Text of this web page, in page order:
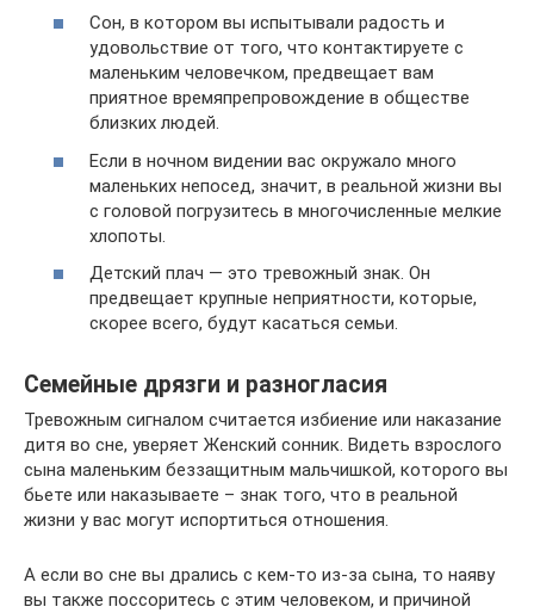
Сон, в котором вы испытывали радость и
удовольствие от того, что контактируете с
маленьким человечком, предвещает вам
приятное времяпрепровождение в обществе
близких людей.
Если в ночном видении вас окружало много
маленьких непосед, значит, в реальной жизни вы
с головой погрузитесь в многочисленные мелкие
хлопоты.
Детский плач — это тревожный знак. Он
предвещает крупные неприятности, которые,
скорее всего, будут касаться семьи.
Семейные дрязги и разногласия
Тревожным сигналом считается избиение или наказание
дитя во сне, уверяет Женский сонник. Видеть взрослого
сына маленьким беззащитным мальчишкой, которого вы
бьете или наказываете – знак того, что в реальной
жизни у вас могут испортиться отношения.
А если во сне вы дрались с кем-то из-за сына, то наяву
вы также поссоритесь с этим человеком, и причиной